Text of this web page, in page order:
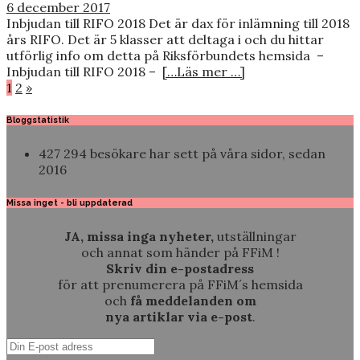
6 december 2017
Inbjudan till RIFO 2018 Det är dax för inlämning till 2018
års RIFO. Det är 5 klasser att deltaga i och du hittar
utförlig info om detta på Riksförbundets hemsida –
Inbjudan till RIFO 2018 – […Läs mer …]
Sidnumrering
för
1 2 »
Bloggstatistik
427 294 besökare har sett på våra sidor, sedan
2016
Missa inget - bli uppdaterad
JA, missa inga nyheter,utställningar
och annat som händer på FFiM !
Skriv din e-postadress
för att prenumerera på FFiM´s hemsida
och få meddelanden om
nya artiklar via e-post.
Din